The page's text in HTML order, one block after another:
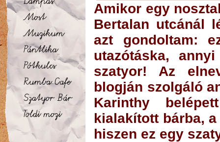
Amikor egy
Bertalan utcánál
azt gondoltam:
utazótáska,
szatyor! Az
blogján szolgáló
Karinthy
kialakított bárba,
hiszen ez egy